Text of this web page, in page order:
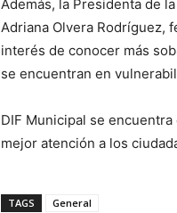
Además, la Presidenta de
Adriana Olvera Rodríguez,
interés de conocer más
se encuentran en
DIF Municipal se
mejor atención a los
TAGS General